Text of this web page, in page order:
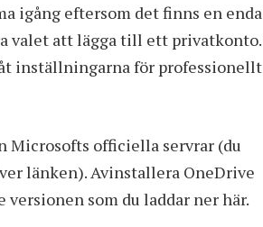
igång eftersom det finns en enda
valet att lägga till ett privatkonto.
inställningarna för professionellt
Microsofts officiella servrar (du
länken). Avinstallera OneDrive
versionen som du laddar ner här.